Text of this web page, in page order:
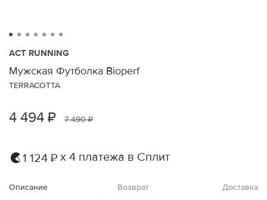
ACT RUNNING
Мужская Футболка Bioperf
TERRACOTTA
4 494 ₽ 7 490 ₽
1 124 ₽ х 4 платежа в Сплит
Описание Возврат Доставка